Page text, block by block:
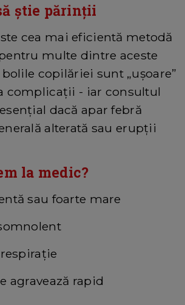
știe părinții
cea mai eficientă metodă
multe dintre aceste
copilăriei sunt „ușoare”
complicații - iar consultul
dacă apar febră
alterată sau erupții
la medic?
sau foarte mare
agravează rapid